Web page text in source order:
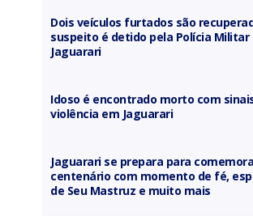
Dois veículos furtados são
suspeito é detido pela Polícia Militar
Jaguarari
Idoso é encontrado morto com
violência em Jaguarari
Jaguarari se prepara para
centenário com momento de fé,
de Seu Mastruz e muito mais